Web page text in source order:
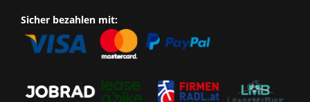
Sicher bezahlen mit: